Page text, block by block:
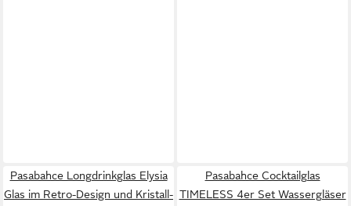
Pasabahce Longdrinkglas Elysia
Glas im Retro-Design und Kristall-
Pasabahce Cocktailglas
TIMELESS 4er Set Wassergläser